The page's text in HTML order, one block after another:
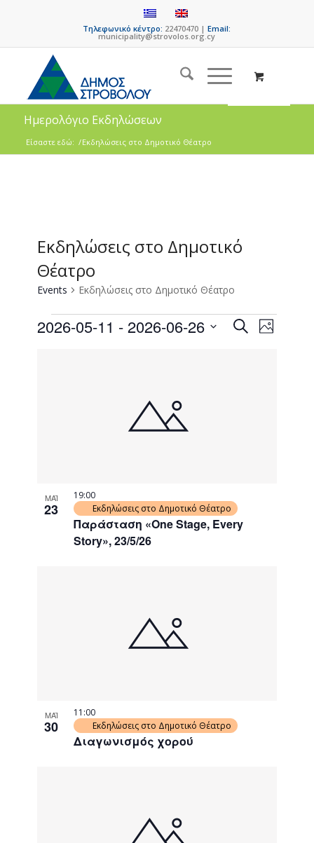
Τηλεφωνικό κέντρο: 22470470 |Email:
municipality@strovolos.org.cy
Ημερολόγιο Εκδηλώσεων
Είσαστε εδώ: /Εκδηλώσεις στο Δημοτικό Θέατρο
Εκδηλώσεις στο Δημοτικό
Θέατρο
Events Εκδηλώσεις στο Δημοτικό Θέατρο
Events
SearchEvent
Views
Photo
2026-05-11 - 2026-06-26
ΜΑΪ
23
Παράσταση «One Stage, Every
Story», 23/5/26
19:00
Εκδηλώσεις στο Δημοτικό Θέατρο
ΜΑΪ
30
Διαγωνισμός χορού
11:00
Εκδηλώσεις στο Δημοτικό Θέατρο